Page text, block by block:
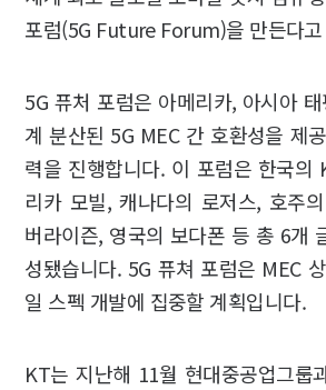
포럼(5G Future Forum)을 만든다
5G 퓨처 포럼은 아메리카, 아시아
계 분산된 5G MEC 간 호환성을 제
력을 진행합니다. 이 포럼은 한국의
리카 모빌, 캐나다의 로저스, 호주
버라이즌, 영국의 보다폰 등 총 6개
성됐습니다. 5G 퓨쳐 포럼은 MEC
일 스펙 개발에 집중할 계획입니다.
KT는 지난해 11월 현대중공업그룹